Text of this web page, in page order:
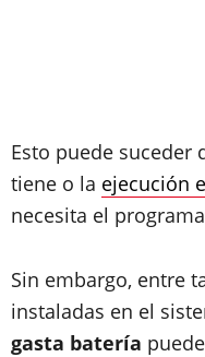
Esto puede suceder
tiene o la ejecución
necesita el
Sin embargo, entre
instaladas en el
gasta batería